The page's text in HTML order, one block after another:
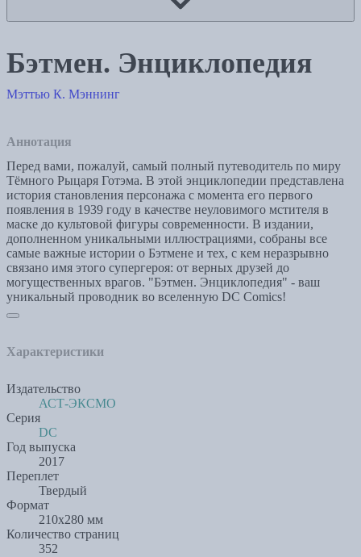
Бэтмен. Энциклопедия
Мэттью К. Мэннинг
Аннотация
Перед вами, пожалуй, самый полный путеводитель по миру
Тёмного Рыцаря Готэма. В этой энциклопедии представлена
история становления персонажа с момента его первого
появления в 1939 году в качестве неуловимого мстителя в
маске до культовой фигуры современности. В издании,
дополненном уникальными иллюстрациями, собраны все
самые важные истории о Бэтмене и тех, с кем неразрывно
связано имя этого супергероя: от верных друзей до
могущественных врагов. "Бэтмен. Энциклопедия" - ваш
уникальный проводник во вселенную DC Comics!
Характеристики
Издательство
АСТ-ЭКСМО
Серия
DC
Год выпуска
2017
Переплет
Твердый
Формат
210x280 мм
Количество страниц
352